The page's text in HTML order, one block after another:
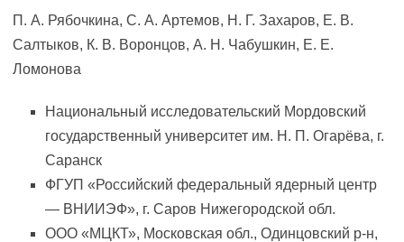
П. А. Рябочкина, С. А. Артемов, Н. Г. Захаров, Е. В.
Салтыков, К. В. Воронцов, А. Н. Чабушкин, Е. Е.
Ломонова
Национальный исследовательский Мордовский
государственный университет им. Н. П. Огарёва, г.
Саранск
ФГУП «Российский федеральный ядерный центр
— ВНИИЭФ», г. Саров Нижегородской обл.
ООО «МЦКТ», Московская обл., Одинцовский р-н,